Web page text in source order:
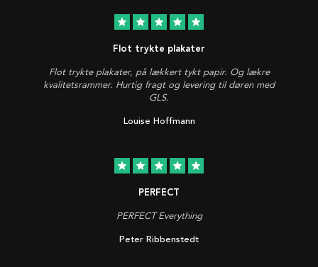
star star star star star
Flot trykte plakater
Flot trykte plakater, på lækkert tykt papir. Og lækre
kvalitetsrammer. Hurtig fragt og levering til døren med
GLS.
Louise Hoffmann
star star star star star
PERFECT
PERFECT Everything
Peter Ribbenstedt